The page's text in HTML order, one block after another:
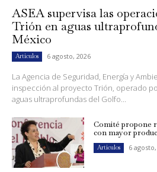
ASEA supervisa las
Trión en aguas
México
Artículos 6 agosto, 2026
La Agencia de Seguridad, Energía y
inspección al proyecto Trión, operado
aguas ultraprofundas del Golfo...
Comité propone
con mayor
Artículos 6